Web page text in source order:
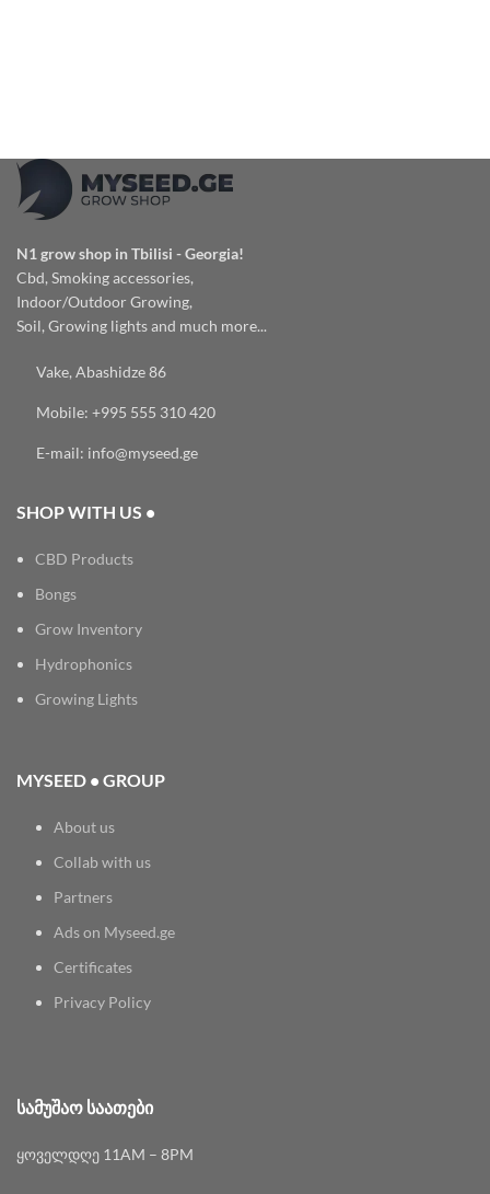
N1 grow shop in Tbilisi - Georgia!
Cbd, Smoking accessories,
Indoor/Outdoor Growing,
Soil, Growing lights and much more...
Vake, Abashidze 86
Mobile: +995 555 310 420
E-mail: info@myseed.ge
SHOP WITH US •
CBD Products
Bongs
Grow Inventory
Hydrophonics
Growing Lights
MYSEED • GROUP
About us
Collab with us
Partners
Ads on Myseed.ge
Certificates
Privacy Policy
ᲡᲐᲛᲣᲨᲐᲝ ᲡᲐᲐᲗᲔᲑᲘ
ყოველდღე 11AM – 8PM